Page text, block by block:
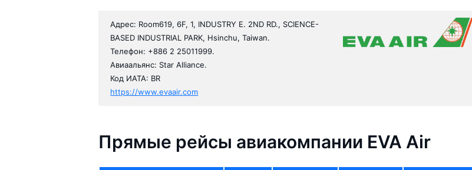
Адрес: Room619, 6F, 1, INDUSTRY E. 2ND RD., SCIENCE-
BASED INDUSTRIAL PARK, Hsinchu, Taiwan.
Телефон: +886 2 25011999.
Авиаальянс: Star Alliance.
Код ИАТА: BR
https://www.evaair.com
Прямые рейсы авиакомпании EVA Air